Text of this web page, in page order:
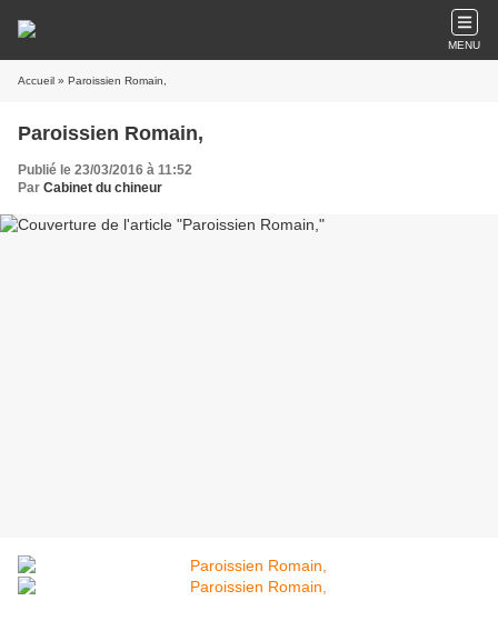
MENU
Accueil » Paroissien Romain,
Paroissien Romain,
Publié le 23/03/2016 à 11:52
Par Cabinet du chineur